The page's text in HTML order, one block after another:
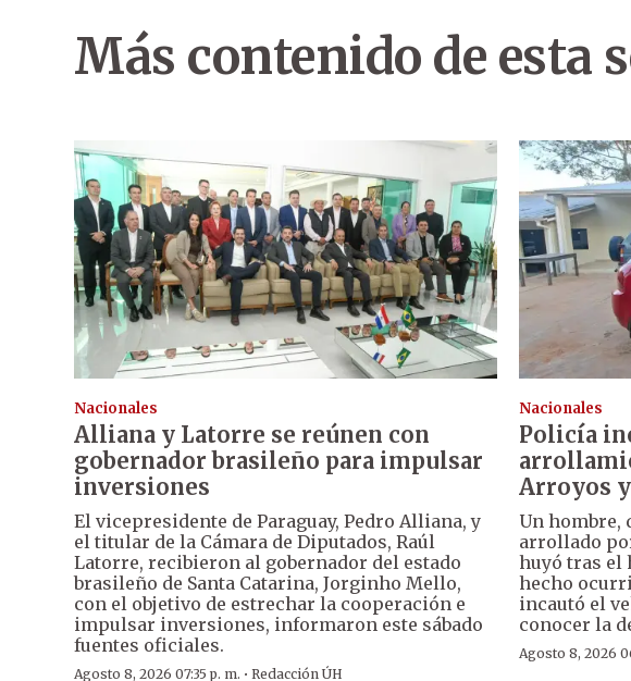
Más contenido de esta
Nacionales
Alliana y Latorre se reúnen con
gobernador brasileño para impulsar
inversiones
El vicepresidente de Paraguay, Pedro Alliana, y
el titular de la Cámara de Diputados, Raúl
Latorre, recibieron al gobernador del estado
brasileño de Santa Catarina, Jorginho Mello,
con el objetivo de estrechar la cooperación e
impulsar inversiones, informaron este sábado
fuentes oficiales.
Agosto 8, 2026 07:35 p. m. · Redacción ÚH
Nacionales
Policía
Arroyos
Un hombre,
arrollado
huyó tras el
hecho
incautó el
conocer la
Agosto 8, 2026